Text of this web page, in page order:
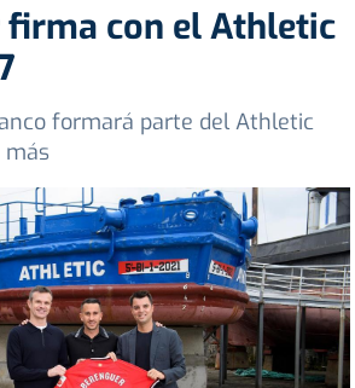
firma con el Athletic
formará parte del Athletic